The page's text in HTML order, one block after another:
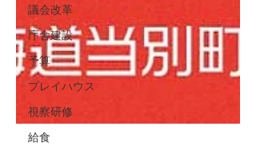
議会改革
庁舎建設
予算
プレイハウス
視察研修
給食